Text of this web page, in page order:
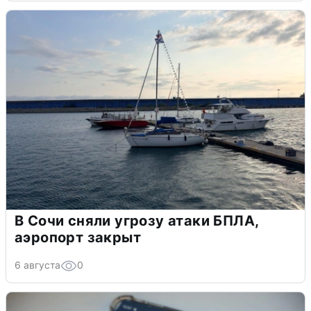
В Сочи сняли угрозу атаки БПЛА,
аэропорт закрыт
6 августа 0